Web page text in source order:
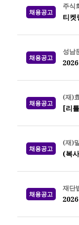
채용공고
주식
티켓
채용공고
성남
채용공고
(재)
[리
채용공고
(재)
(복
채용공고
재단